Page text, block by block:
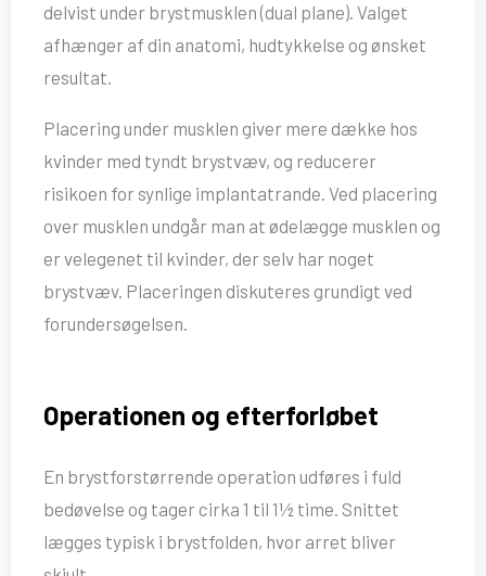
delvist under brystmusklen (dual plane). Valget
afhænger af din anatomi, hudtykkelse og ønsket
resultat.
Placering under musklen giver mere dække hos
kvinder med tyndt brystvæv, og reducerer
risikoen for synlige implantatrande. Ved placering
over musklen undgår man at ødelægge musklen og
er velegenet til kvinder, der selv har noget
brystvæv. Placeringen diskuteres grundigt ved
forundersøgelsen.
Operationen og efterforløbet
En brystforstørrende operation udføres i fuld
bedøvelse og tager cirka 1 til 1½ time. Snittet
lægges typisk i brystfolden, hvor arret bliver